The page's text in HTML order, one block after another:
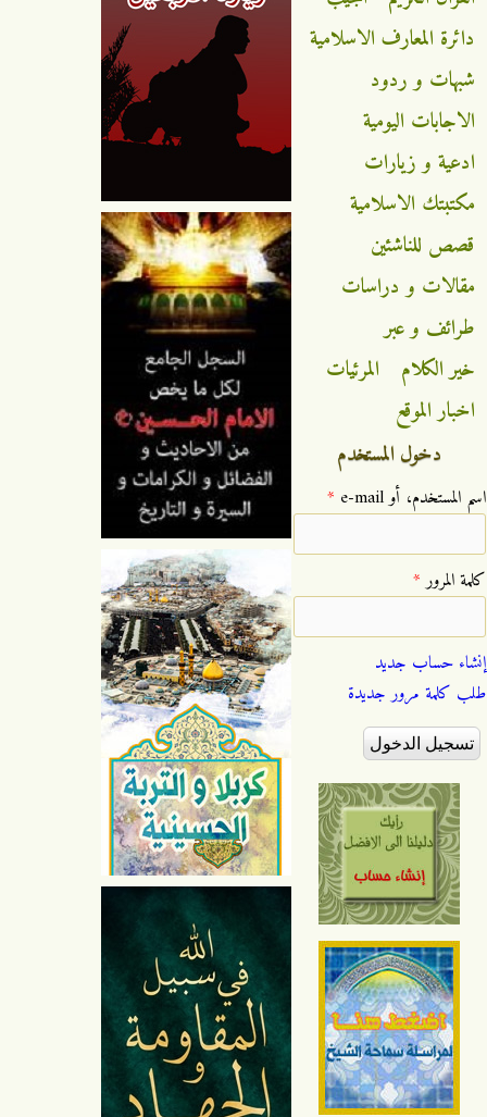
دائرة المعارف الاسلامية
شبهات و ردود
الاجابات اليومية
ادعية و زيارات
مكتبتك الاسلامية
قصص للناشئين
مقالات و دراسات
طرائف و عبر
خير الكلام
المرئيات
اخبار الموقع
دخول المستخدم
‏اسم المستخدم، أو e-mail ‏ *
‏كلمة المرور ‏*
إنشاء حساب جديد
طلب كلمة مرور جديدة